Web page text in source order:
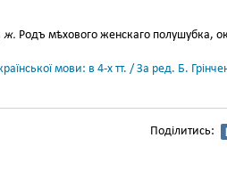
ж. Родъ мѣхового женскаго полушубка,
мови: в 4-х тт. / За ред. Б.
Поділитись: